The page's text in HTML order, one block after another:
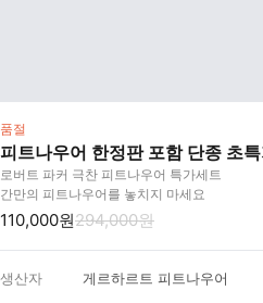
품절
피트나우어 한정판 포함 단종 초
로버트 파커 극찬 피트나우어 특가세트
간만의 피트나우어를 놓치지 마세요
110,000원294,000원
생산자 게르하르트 피트나우어